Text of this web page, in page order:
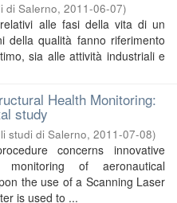
di Salerno, 2011-06-07)
alle fasi della vita di un
della qualità fanno riferimento
sia alle attività industriali e
Health Monitoring:
study
studi di Salerno, 2011-07-08)
concerns innovative
of aeronautical
the use of a Scanning Laser
is used to ...